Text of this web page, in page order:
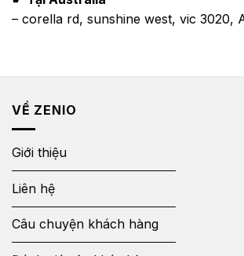
– corella rd, sunshine west, vic 3020,
VỀ ZENIO
Giới thiệu
Liên hệ
Câu chuyện khách hàng